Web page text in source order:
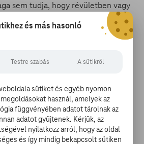
sem tudja, hogy révületben vagy
e az első élőhalottal. „Los
dzsungel, az itteni helyszínnel
azt is, hogy a fiatalok
nem létezik. Tragikus, de
egy világot, kénytelenek a
között boldogulni” – mondta
és más hasonló
Testre szabás A sütikről
sütiket és egyéb nyomon
használ, amelyek az
függvényében adatot tárolnak az
adatot gyűjtenek. Kérjük, az
nyilatkozz arról, hogy az oldal
és így mindig bekapcsolt sütiken